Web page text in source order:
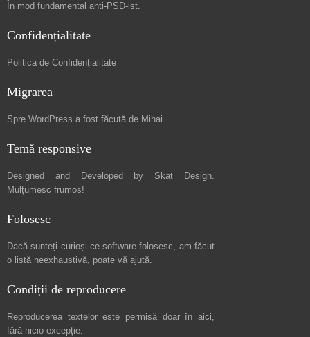
În mod fundamental anti-PSD-ist.
Confidențialitate
Politica de Confidențialitate
Migrarea
Spre WordPress a fost făcută de Mihai.
Temă responsive
Designed and Developed by Skat Design.
Mulțumesc frumos!
Folosesc
Dacă sunteți curioși ce software folosesc, am făcut
o listă neexhaustivă, poate vă ajută.
Condiții de reproducere
Reproducerea textelor este permisă doar în aici,
fără nicio excepție.